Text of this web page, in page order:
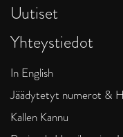
Uutiset
Yhteystiedot
In English
Jäädytetyt numerot &
Kallen Kannu